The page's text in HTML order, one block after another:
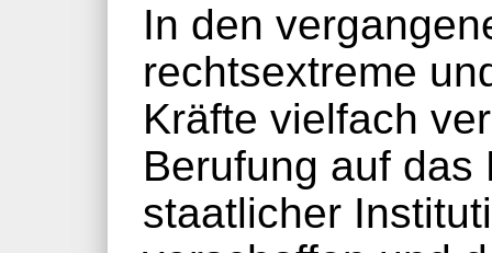
In den
rechtsextreme
Kräfte vielfach
Berufung auf das
staatlicher